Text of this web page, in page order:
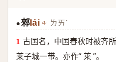
●郲 lái ㄌㄞˊ
古国名，中国春秋时被齐
莱子城一带。亦作“ 莱 ”。